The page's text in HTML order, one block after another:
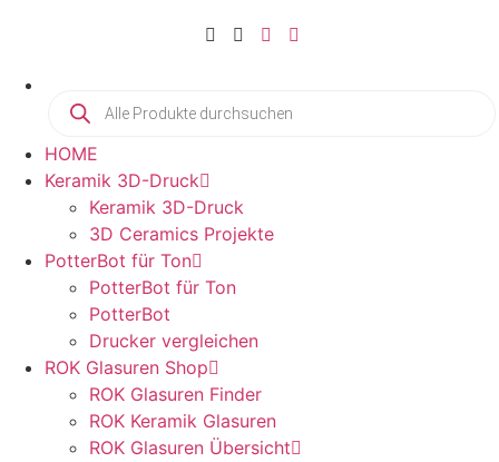
HOME
Keramik 3D-Druck
Keramik 3D-Druck
3D Ceramics Projekte
PotterBot für Ton
PotterBot für Ton
PotterBot
Drucker vergleichen
ROK Glasuren Shop
ROK Glasuren Finder
ROK Keramik Glasuren
ROK Glasuren Übersicht